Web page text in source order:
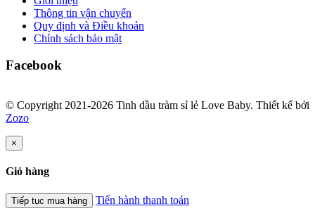
Thông tin vận chuyển
Quy định và Điều khoản
Chính sách bảo mật
Facebook
© Copyright 2021-2026 Tinh dầu tràm sỉ lẻ Love Baby. Thiết kế bởi
Zozo
×
Giỏ hàng
Tiếp tục mua hàng Tiến hành thanh toán